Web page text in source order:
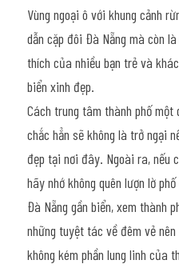
Vùng ngoại ô với khung cảnh
dẫn cặp đôi Đà Nẵng mà còn
thích của nhiều bạn trẻ và
biển xinh đẹp.
Cách trung tâm thành phố một
chắc hẳn sẽ không là trở ngại
đẹp tại nơi đây. Ngoài ra, nếu
hãy nhớ không quên lượn lờ
Đà Nẵng gần biển, xem thành
những tuyệt tác về đêm vẻ
không kém phần lung linh của